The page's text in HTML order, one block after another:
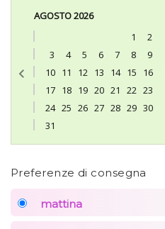
AGOSTO 2026
1
2
3
4 5 6 7 8
9
10 11 12 13 14 15
16
17 18 19 20 21 22 23
24 25 26 27 28 29 30
31
Preferenze di consegna
mattina